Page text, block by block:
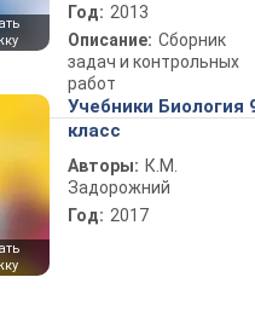
Год: 2013
Описание: Сборник
задач и контрольных
работ
Учебники Биология
класс
Авторы: К.М.
Задорожний
Год: 2017